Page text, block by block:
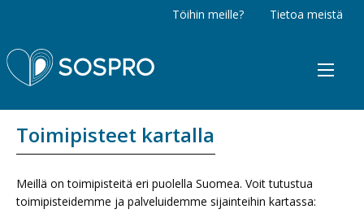
Tietoa meistä
Töihin meille?
Sospro
Toimipisteet kartalla
Meillä on toimipisteitä eri puolella Suomea. Voit tutustua
toimipisteidemme ja palveluidemme sijainteihin kartassa: